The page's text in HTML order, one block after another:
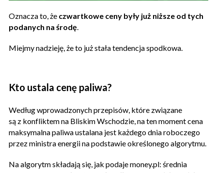
Oznacza to, że czwartkowe ceny były już niższe od tych
podanych na środę
Miejmy nadzieję, że to już stała tendencja spodkowa.
Kto ustala cenę paliwa?
Według wprowadzonych przepisów, które związane
są z konfliktem na Bliskim Wschodzie, na ten moment cena
maksymalna paliwa ustalana jest każdego dnia roboczego
przez ministra energii na podstawie określonego algorytmu.
Na algorytm składają się, jak podaje money.pl: średnia